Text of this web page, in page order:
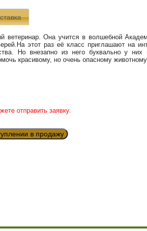
Она учится в волшебной
этот раз её класс приглашают на
Но внезапно из него буквально у
красивому, но очень опасному
отправить заявку.
в продажу